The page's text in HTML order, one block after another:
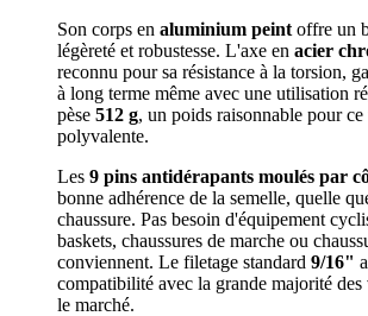
Son corps en aluminium peint offre un
légèreté et robustesse. L'axe en acier
reconnu pour sa résistance à la torsion,
à long terme même avec une utilisation
pèse 512 g, un poids raisonnable pour
polyvalente.
Les 9 pins antidérapants moulés par
bonne adhérence de la semelle, quelle
chaussure. Pas besoin d'équipement
baskets, chaussures de marche ou
conviennent. Le filetage standard 9/16"
compatibilité avec la grande majorité
le marché.